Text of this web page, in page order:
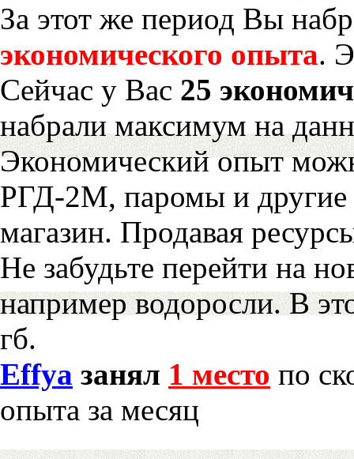
За этот же период Вы
экономического опыта.
Сейчас у Вас 25
набрали максимум на
Экономический опыт
РГД-2М, паромы и другие
магазин. Продавая
Не забудьте перейти на
например водоросли. В
гб.
Effya занял 1 место по
опыта за месяц